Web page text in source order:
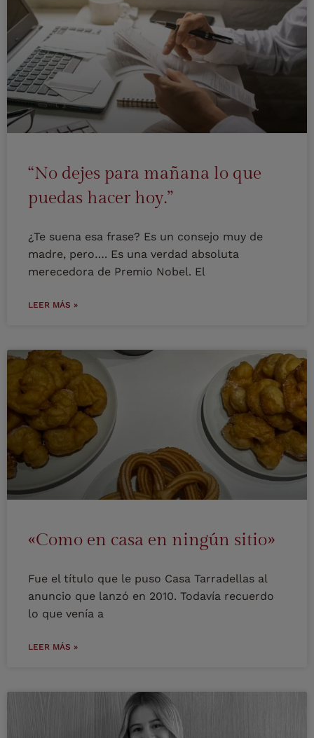
“No dejes para mañana lo que
puedas hacer hoy.”
¿Te suena esa frase? Es un consejo muy de
madre, pero…. Es una verdad absoluta
merecedora de Premio Nobel. El
LEER MÁS »
«Como en casa en ningún sitio»
Fue el título que le puso Casa Tarradellas al
anuncio que lanzó en 2010. Todavía recuerdo
lo que venía a
LEER MÁS »